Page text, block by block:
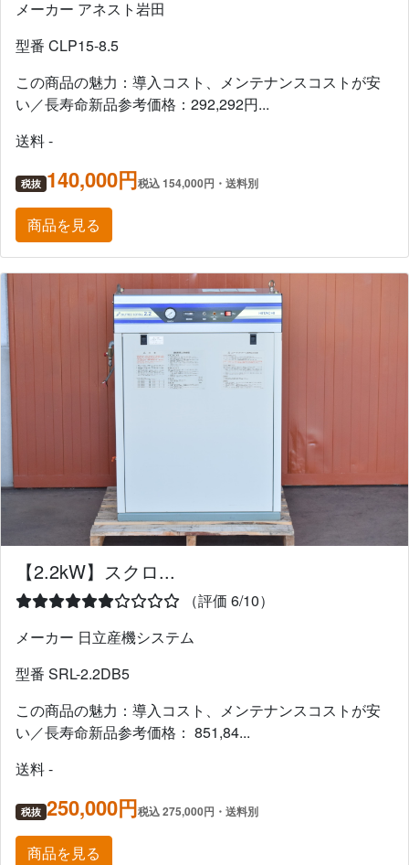
メーカー アネスト岩田
型番 CLP15-8.5
この商品の魅力：導入コスト、メンテナンスコストが安
い／長寿命新品参考価格：292,292円...
送料 -
税抜 140,000円税込 154,000円・送料別
商品を見る
【2.2kW】スクロ...
（評価 6/10）
メーカー 日立産機システム
型番 SRL-2.2DB5
この商品の魅力：導入コスト、メンテナンスコストが安
い／長寿命新品参考価格： 851,84...
送料 -
税抜 250,000円税込 275,000円・送料別
商品を見る